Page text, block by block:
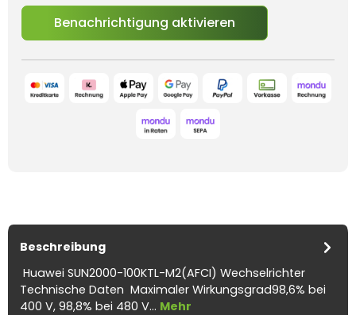
Benachrichtigung aktivieren
Beschreibung
Huawei SUN2000-100KTL-M2(AFCI) Wechselrichter
Technische Daten Maximaler Wirkungsgrad98,6% bei
400 V, 98,8% bei 480 V… Mehr